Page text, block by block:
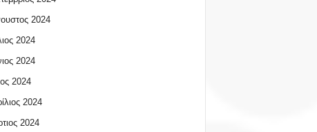
2024
2024
2024
2024
2024
2024